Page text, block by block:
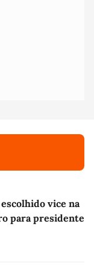
vice na
para presidente